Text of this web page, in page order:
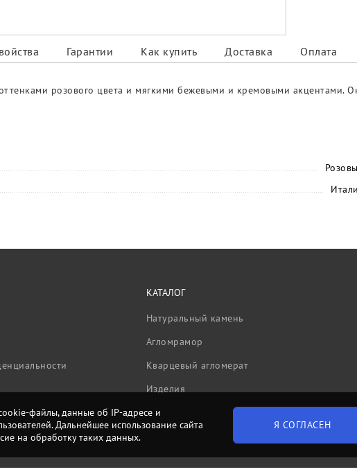
Гарантии Как купить Доставка Оплата
розового цвета и мягкими бежевыми и кремовыми акцентами.
КАТАЛОГ
Натуральный камень
Агломрамор
Кварцевый агломерат
Изделия
файлы, данные об IP-адресе и
Дальнейшее использование сайта
на обработку таких данных.
Я СОГЛАСЕН